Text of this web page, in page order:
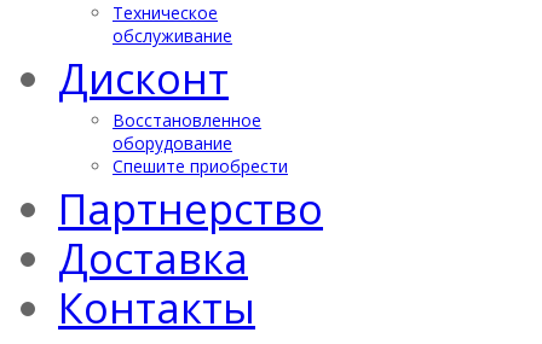
Техническое
обслуживание
Дисконт
Восстановленное
оборудование
Спешите приобрести
Партнерство
Доставка
Контакты